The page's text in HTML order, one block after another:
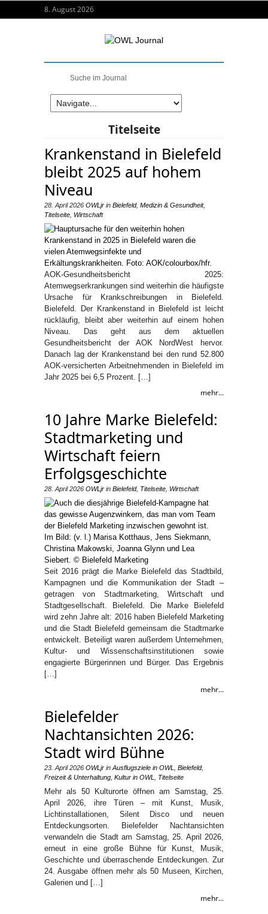
8. August 2026
Titelseite
Krankenstand in Bielefeld
bleibt 2025 auf hohem
Niveau
28. April 2026 OWLjr in Bielefeld, Medizin & Gesundheit,
Titelseite Wirtschaft
AOK-Gesundheitsbericht 2025:
Atemwegserkrankungen sind weiterhin die häufigste
Ursache für Krankschreibungen in Bielefeld.
Bielefeld. Der Krankenstand in Bielefeld ist leicht
rückläufig, bleibt aber weiterhin auf einem hohen
Niveau. Das geht aus dem aktuellen
Gesundheitsbericht der AOK NordWest hervor.
Danach lag der Krankenstand bei den rund 52.800
AOK-versicherten Arbeitnehmenden in Bielefeld im
Jahr 2025 bei 6,5 Prozent. […]
mehr...
10 Jahre Marke Bielefeld:
Stadtmarketing und
Wirtschaft feiern
Erfolgsgeschichte
28. April 2026 OWLjr in Bielefeld, Titelseite Wirtschaft
Seit 2016 prägt die Marke Bielefeld das Stadtbild,
Kampagnen und die Kommunikation der Stadt –
getragen von Stadtmarketing, Wirtschaft und
Stadtgesellschaft. Bielefeld. Die Marke Bielefeld
wird zehn Jahre alt: 2016 haben Bielefeld Marketing
und die Stadt Bielefeld gemeinsam die Stadtmarke
entwickelt. Beteiligt waren außerdem Unternehmen,
Kultur- und Wissenschaftsinstitutionen sowie
engagierte Bürgerinnen und Bürger. Das Ergebnis
[…]
mehr...
Bielefelder
Nachtansichten 2026:
Stadt wird Bühne
23. April 2026 OWLjr in Ausflugsziele in OWL Bielefeld,
Freizeit & Unterhaltung Kultur in OWL Titelseite
Mehr als 50 Kulturorte öffnen am Samstag, 25.
April 2026, ihre Türen – mit Kunst, Musik,
Lichtinstallationen, Silent Disco und neuen
Entdeckungsorten. Bielefelder Nachtansichten
verwandeln die Stadt am Samstag, 25. April 2026,
erneut in eine große Bühne für Kunst, Musik,
Geschichte und überraschende Entdeckungen. Zur
24. Ausgabe öffnen mehr als 50 Museen, Kirchen,
Galerien und […]
mehr...